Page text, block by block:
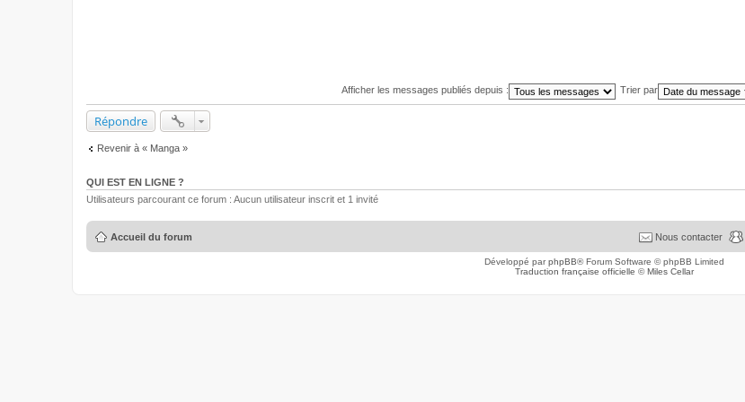
Afficher les messages publiés depuis : Trier par
Répondre
Revenir à « Manga »
QUI EST EN LIGNE ?
Utilisateurs parcourant ce forum : Aucun utilisateur inscrit et 1 invité
Accueil du forum Nous contacter
Développé parphpBB® Forum Software © phpBB Limited
Traduction française officielle ©Miles Cellar